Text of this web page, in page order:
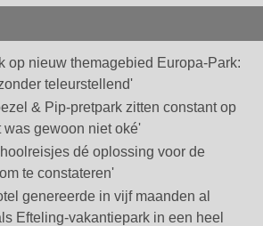
op nieuw themagebied Europa-Park:
teleurstellend'
& Pip-pretpark zitten constant op
was gewoon niet oké'
dé oplossing voor de
te constateren'
genereerde in vijf maanden al
Efteling-vakantiepark in een heel